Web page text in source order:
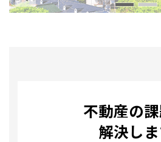
不動産の
解決し